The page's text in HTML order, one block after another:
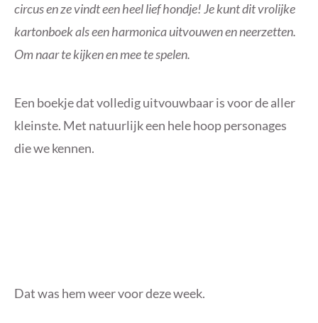
circus en ze vindt een heel lief hondje! Je kunt dit vrolijke
kartonboek als een harmonica uitvouwen en neerzetten.
Om naar te kijken en mee te spelen.
Een boekje dat volledig uitvouwbaar is voor de aller
kleinste. Met natuurlijk een hele hoop personages
die we kennen.
Dat was hem weer voor deze week.